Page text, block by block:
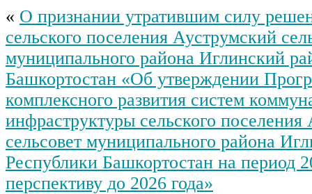
« О признании утратившим силу
сельского поселения Ауструмский
муниципального района Иглинский
Башкортостан «Об утверждении
комплексного развития систем
инфраструктуры сельского
сельсовет муниципального района
Республики Башкортостан на период
перспективу до 2026 года»